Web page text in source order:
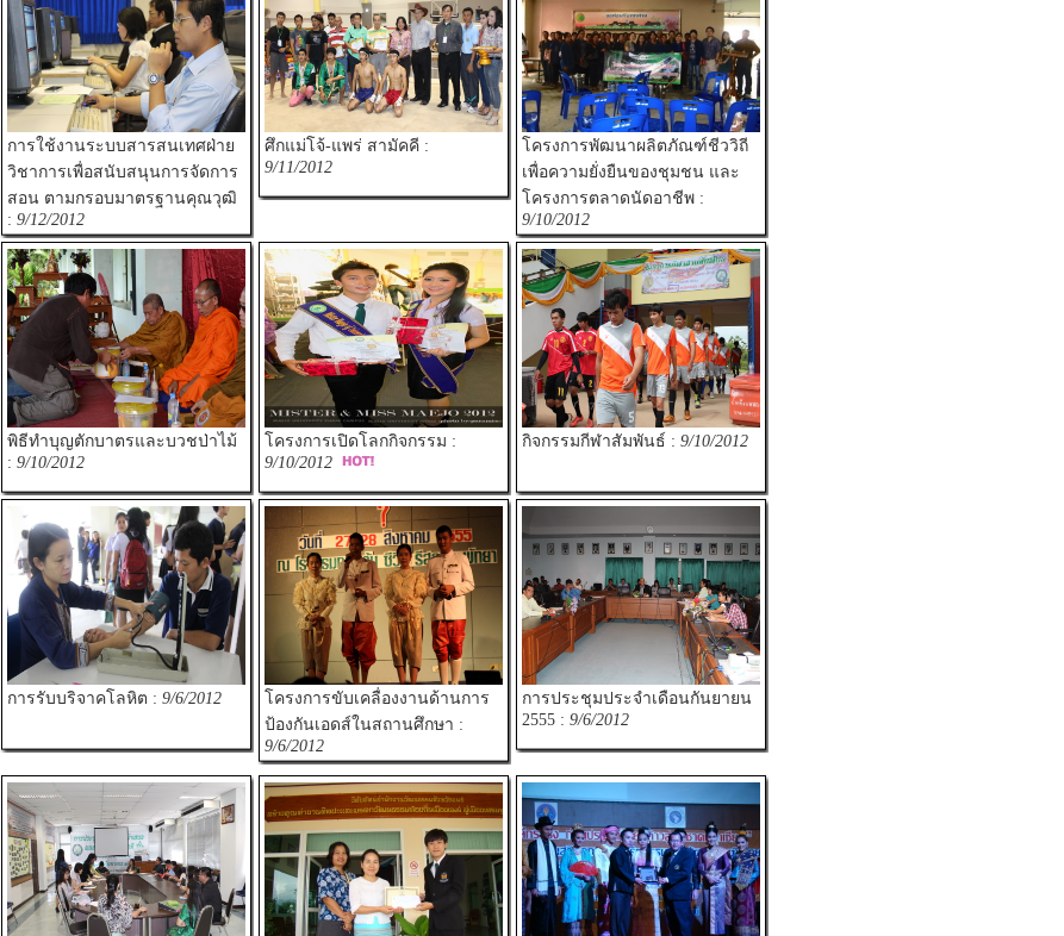
การใช้งานระบบสารสนเทศฝ่าย
วิชาการเพื่อสนับสนุนการจัดการ
สอน ตามกรอบมาตรฐานคุณวุฒิ
: 9/12/2012
ศึกแม่โจ้-แพร่ สามัคคี :
9/11/2012
โครงการพัฒนาผลิตภัณฑ์ชีววิถี
เพื่อความยั่งยืนของชุมชน และ
โครงการตลาดนัดอาชีพ :
9/10/2012
พิธีทำบุญตักบาตรและบวชป่าไม้
: 9/10/2012
โครงการเปิดโลกกิจกรรม :
9/10/2012
กิจกรรมกีฬาสัมพันธ์ : 9/10/2012
การรับบริจาคโลหิต : 9/6/2012
โครงการขับเคลื่องงานด้านการ
ป้องกันเอดส์ในสถานศึกษา :
9/6/2012
การประชุมประจำเดือนกันยายน
2555 : 9/6/2012